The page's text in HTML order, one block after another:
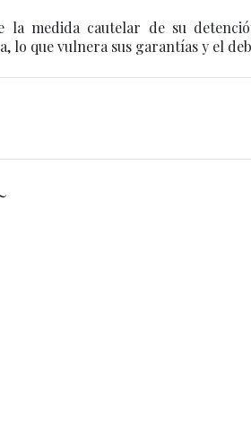
medida cautelar de su
que vulnera sus garantías y el